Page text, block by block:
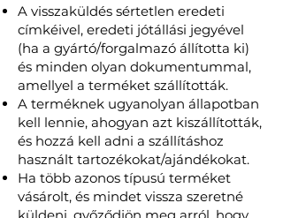
A visszaküldés sértetlen eredeti
címkéivel, eredeti jótállási jegyével
(ha a gyártó/forgalmazó állította ki)
és minden olyan dokumentummal,
amellyel a terméket szállították.
A terméknek ugyanolyan állapotban
kell lennie, ahogyan azt kiszállították,
és hozzá kell adni a szállításhoz
használt tartozékokat/ajándékokat.
Ha több azonos típusú terméket
vásárolt, és mindet vissza szeretné